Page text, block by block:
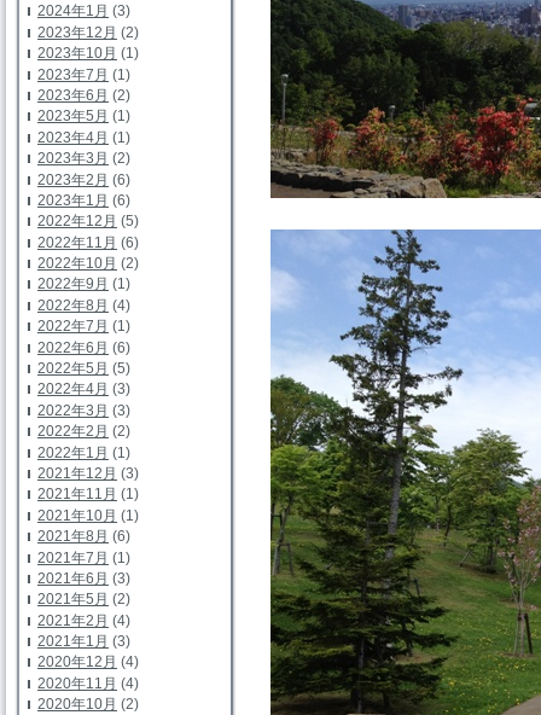
2024年1月 (3)
2023年12月 (2)
2023年10月 (1)
2023年7月 (1)
2023年6月 (2)
2023年5月 (1)
2023年4月 (1)
2023年3月 (2)
2023年2月 (6)
2023年1月 (6)
2022年12月 (5)
2022年11月 (6)
2022年10月 (2)
2022年9月 (1)
2022年8月 (4)
2022年7月 (1)
2022年6月 (6)
2022年5月 (5)
2022年4月 (3)
2022年3月 (3)
2022年2月 (2)
2022年1月 (1)
2021年12月 (3)
2021年11月 (1)
2021年10月 (1)
2021年8月 (6)
2021年7月 (1)
2021年6月 (3)
2021年5月 (2)
2021年2月 (4)
2021年1月 (3)
2020年12月 (4)
2020年11月 (4)
2020年10月 (2)